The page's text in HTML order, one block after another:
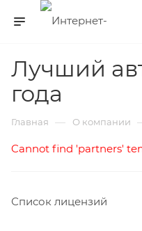
Лучший
года
Главная — О компании
Cannot find 'partners'
Список лицензий